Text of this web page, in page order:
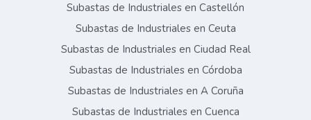
Subastas de Industriales en Castellón
Subastas de Industriales en Ceuta
Subastas de Industriales en Ciudad Real
Subastas de Industriales en Córdoba
Subastas de Industriales en A Coruña
Subastas de Industriales en Cuenca